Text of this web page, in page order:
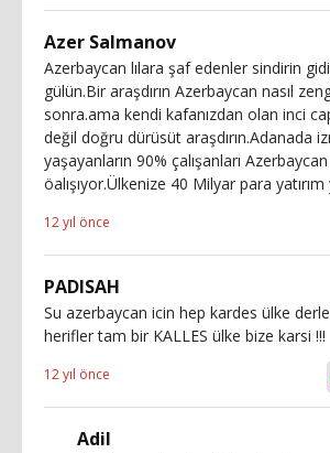
Azer Salmanov
Azerbaycan lılara şaf edenler sindirin
gülün.Bir araşdırın Azerbaycan nasıl
sonra.ama kendi kafanızdan olan inci
değil doğru dürüsüt araşdırın.Adanada
yaşayanların 90% çalışanları
öalışıyor.Ülkenize 40 Milyar para yatırım
12 yıl önce
PADISAH
Su azerbaycan icin hep kardes ülke
herifler tam bir KALLES ülke bize karsi !!!
12 yıl önce
Adil